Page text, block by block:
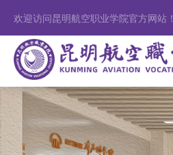
欢迎访问昆明航空职业学院官方网站！